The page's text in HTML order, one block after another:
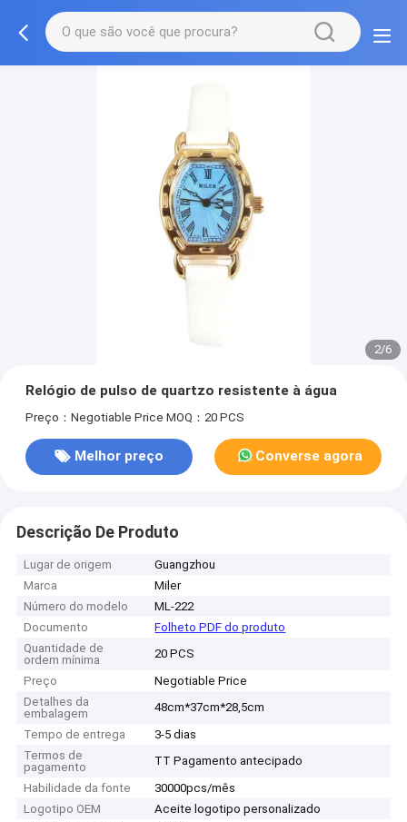
2/6
Relógio de pulso de quartzo resistente à água
Preço：Negotiable Price MOQ：20 PCS
Melhor preço Converse agora
Descrição De Produto
Lugar de origem
Guangzhou
Marca
Miler
Número do modelo
ML-222
Documento
Folheto PDF do produto
Quantidade de
ordem mínima
20 PCS
Preço
Negotiable Price
Detalhes da
embalagem
48cm*37cm*28,5cm
Tempo de entrega
3-5 dias
Termos de
pagamento
TT Pagamento antecipado
Habilidade da fonte
30000pcs/mês
Logotipo OEM
Aceite logotipo personalizado